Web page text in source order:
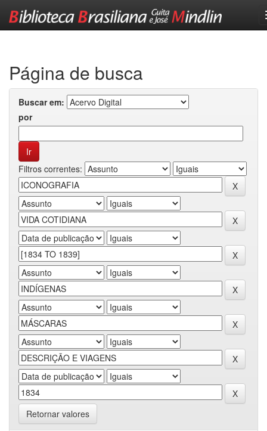
Página de busca
Buscar em:
por
Filtros correntes:
Retornar valores